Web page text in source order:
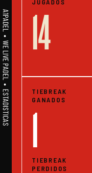
A1PADEL • WE LIVE PADEL • ESTADISTICAS 14
TIEBREAK
GANADOS
1
TIEBREAK
PERDIDOS